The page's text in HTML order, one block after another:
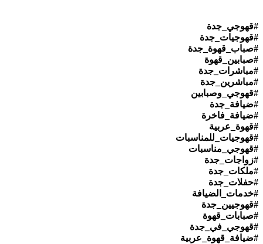
#قهوجي_جدة
#قهوجيات_جدة
#صباب_قهوة_جدة
#صبابين_قهوة
#مباشرات_جدة
#مباشرين_جدة
#قهوجي_وصبابين
#ضيافة_جدة
#ضيافة_فاخرة
#قهوة_عربية
#قهوجيات_للمناسبات
#قهوجي_مناسبات
#زواجات_جدة
#ملكات_جدة
#حفلات_جدة
#خدمات_الضيافة
#قهوجيين_جدة
#صبابات_قهوة
#قهوجي_في_جدة
#ضيافة_قهوة_عربية